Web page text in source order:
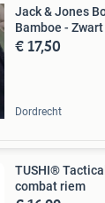
Jack & Jones
Bamboe - Zwart
€ 17,50
Dordrecht
TUSHI®
combat riem